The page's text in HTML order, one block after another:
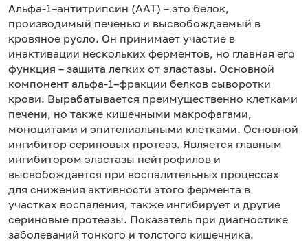
Альфа-1–антитрипсин (ААТ) – это белок,
производимый печенью и высвобождаемый в
кровяное русло. Он принимает участие в
инактивации нескольких ферментов, но главная его
функция – защита легких от эластазы. Основной
компонент альфа-1–фракции белков сыворотки
крови. Вырабатывается преимущественно клетками
печени, но также кишечными макрофагами,
моноцитами и эпителиальными клетками. Основной
ингибитор сериновых протеаз. Является главным
ингибитором эластазы нейтрофилов и
высвобождается при воспалительных процессах
для снижения активности этого фермента в
участках воспаления, также ингибирует и другие
сериновые протеазы. Показатель при диагностике
заболеваний тонкого и толстого кишечника.